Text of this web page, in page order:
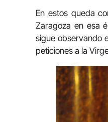
En estos queda
Zaragoza en esa
sigue observando
peticiones a la